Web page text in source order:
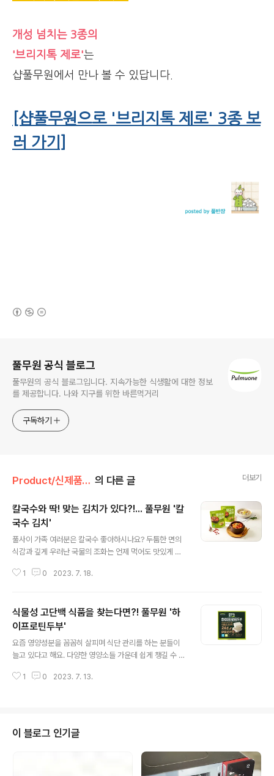
개성 넘치는 3종의
'브리지톡 제로'는
샵풀무원에서 만나 볼 수 있답니다.
[샵풀무원으로 '브리지톡 제로' 3종 보
러 가기]
풀무원 공식 블로그
풀무원의 공식 블로그입니다. 지속가능한 식생활에 대한 정보
를 제공합니다. 나와 지구를 위한 바른먹거리
구독하기
Product/신제품 인사드려요! 의 다른 글 더보기
칼국수와 딱! 맞는 김치가 있다?!... 풀무원 '칼
국수 김치'
풀사이 가족 여러분은 칼국수 좋아하시나요? 두툼한 면의
식감과 깊게 우러난 국물의 조화는 언제 먹어도 맛있게 후
키기 위해 필요한 것이 있었으니. 두둥. 그것은 바로 '김치'
번 따로 만들 수도 없는 일. 그럴 땐 풀무원에서 새롭게 출
시한 '칼국수 김치'를 찾아주세요. 풀무원 ‘칼국수 김치’는
삼삼한 국물의 칼국수와 가장 잘 어울리는 매콤하고 칼칼
한 양념이 특징인데요. 칼국수와 함께 먹기 간편하도록 한
를 더해 칼국수 전문점의 김치 스타일로 만들었거든요. 배
1 0 2023. 7. 18.
식물성 고단백 식품을 찾는다면?! 풀무원 '하
이프로틴두부'
요즘 영양성분을 꼼꼼히 살피며 식단 관리를 하는 분들이
늘고 있다고 해요. 다양한 영양소들 가운데 쉽게 챙길 수 있
챙겨야 하는데요. 혹시 '단백질 = 닭가슴살' 이라고 생각해
준비한 오늘의 신제품 풀무원 '하이프로틴두부'입니다. 원
래 두부는 대표적인 식물성 단백질 식품인데요. '하이프로
틴두부'는 바로 그 두부의 영양성분을 한층 더 강화한 제품
이에요. 무엇보다 제품 한 팩(200g)에 단백질 26g이 함
1 0 2023. 7. 13.
이 블로그 인기글